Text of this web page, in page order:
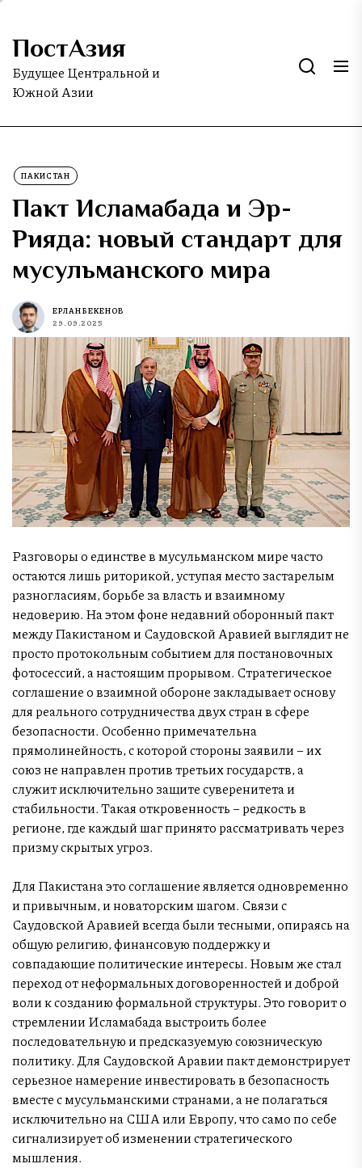
Skip
the
content
ПостАзия
Будущее Центральной и
Южной Азии
ПАКИСТАН
Пакт Исламабада и Эр-
Рияда: новый стандарт для
мусульманского мира
ЕРЛАН БЕКЕНОВ
29.09.2025
Разговоры о единстве в мусульманском мире часто
остаются лишь риторикой, уступая место застарелым
разногласиям, борьбе за власть и взаимному
недоверию. На этом фоне недавний оборонный пакт
между Пакистаном и Саудовской Аравией выглядит не
просто протокольным событием для постановочных
фотосессий, а настоящим прорывом. Стратегическое
соглашение о взаимной обороне закладывает основу
для реального сотрудничества двух стран в сфере
безопасности. Особенно примечательна
прямолинейность, с которой стороны заявили – их
союз не направлен против третьих государств, а
служит исключительно защите суверенитета и
стабильности. Такая откровенность – редкость в
регионе, где каждый шаг принято рассматривать через
призму скрытых угроз.
Для Пакистана это соглашение является одновременно
и привычным, и новаторским шагом. Связи с
Саудовской Аравией всегда были тесными, опираясь на
общую религию, финансовую поддержку и
совпадающие политические интересы. Новым же стал
переход от неформальных договоренностей и доброй
воли к созданию формальной структуры. Это говорит о
стремлении Исламабада выстроить более
последовательную и предсказуемую союзническую
политику. Для Саудовской Аравии пакт демонстрирует
серьезное намерение инвестировать в безопасность
вместе с мусульманскими странами, а не полагаться
исключительно на США или Европу, что само по себе
сигнализирует об изменении стратегического
мышления.